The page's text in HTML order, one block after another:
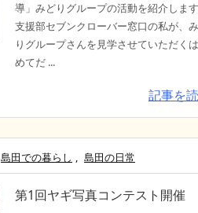
導」みどりグループの活動を紹介しま
支援部セブンクローバー窓口の私が、
りグループさんを見学させていただく
めてだ ...
記事を
島田での暮らし , 島田の日常
第1回ヤギ写真コンテスト開催